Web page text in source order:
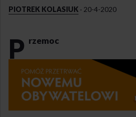
PIOTREK KOLASIUK · 20-4-2020
p rzemoc